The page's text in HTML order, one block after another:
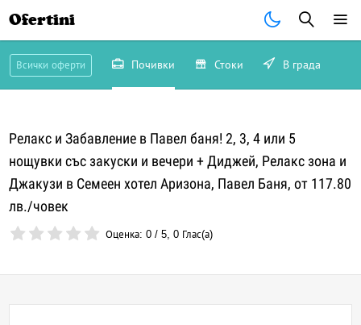
Ofertini
Всички оферти Почивки Стоки В града
Релакс и Забавление в Павел баня! 2, 3, 4 или 5
нощувки със закуски и вечери + Диджей, Релакс зона и
Джакузи в Семеен хотел Аризона, Павел Баня, от 117.80
лв./човек
Оценка:0 /5,0 Глас(а)